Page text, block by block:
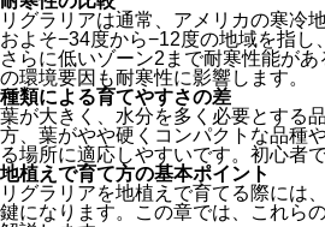
リグラリアは通常、アメリカの寒冷
およそ−34度から−12度の地域を指
さらに低いゾーン2まで耐寒性能が
の環境要因も耐寒性に影響します。
種類による育てやすさの差
葉が大きく、水分を多く必要とする
方、葉がやや硬くコンパクトな品種
る場所に適応しやすいです。初心者
地植えで育て方の基本ポイント
リグラリアを地植えで育てる際には
鍵になります。この章では、これら